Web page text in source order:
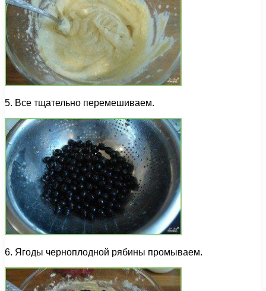
5. Все тщательно перемешиваем.
6. Ягоды черноплодной рябины промываем.